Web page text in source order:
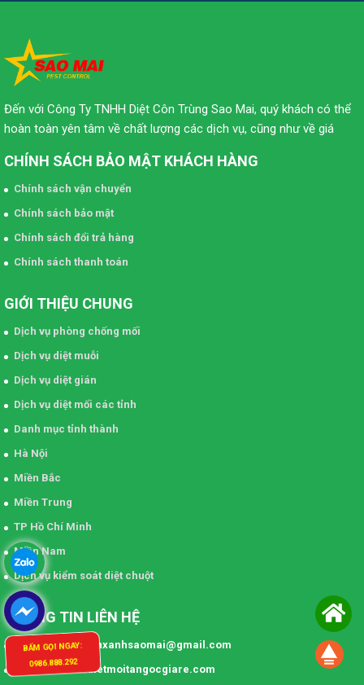
Đến với Công Ty TNHH Diệt Côn Trùng Sao Mai, quý khách có thể
hoàn toàn yên tâm về chất lượng các dịch vụ, cũng như về giá
CHÍNH SÁCH BẢO MẬT KHÁCH HÀNG
Chính sách vận chuyển
Chính sách bảo mật
Chính sách đổi trả hàng
Chính sách thanh toán
GIỚI THIỆU CHUNG
Dịch vụ phòng chống mối
Dịch vụ diệt muỗi
Dịch vụ diệt gián
Dịch vụ diệt mối các tỉnh
Danh mục tỉnh thành
Hà Nội
Miền Bắc
Miền Trung
TP Hồ Chí Minh
Miền Nam
Dịch vụ kiểm soát diệt chuột
THÔNG TIN LIÊN HỆ
Email: khonggianxanhsaomai@gmail.com
Website: www.dietmoitangocgiare.com
BẤM GỌI NGAY:
0986.888.292